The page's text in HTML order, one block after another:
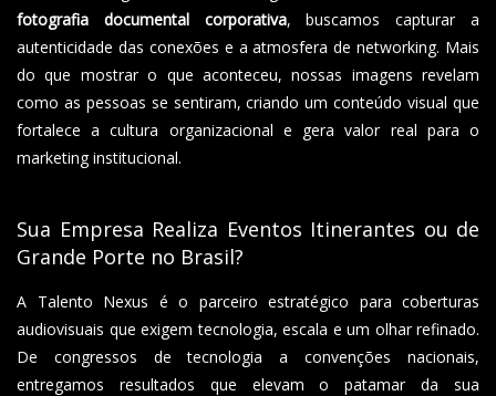
fotografia documental corporativa, buscamos capturar a
autenticidade das conexões e a atmosfera de networking. Mais
do que mostrar o que aconteceu, nossas imagens revelam
como as pessoas se sentiram, criando um conteúdo visual que
fortalece a cultura organizacional e gera valor real para o
marketing institucional.
Sua Empresa Realiza Eventos Itinerantes ou de
Grande Porte no Brasil?
A Talento Nexus é o parceiro estratégico para coberturas
audiovisuais que exigem tecnologia, escala e um olhar refinado.
De congressos de tecnologia a convenções nacionais,
entregamos resultados que elevam o patamar da sua